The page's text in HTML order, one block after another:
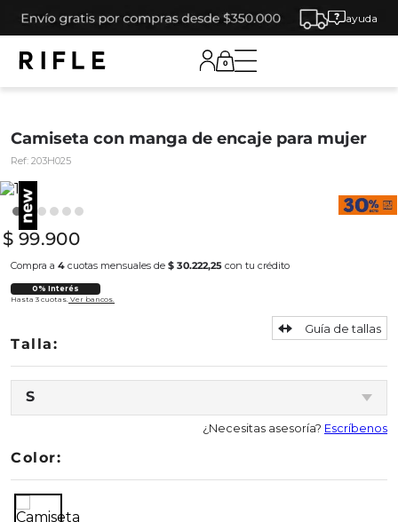
ayuda
0
Camiseta con manga de encaje para mujer
Ref: 203H025
$ 99.900
Compra a 4 cuotas mensuales de $ 30.222,25 con tu crédito
0% Interés
Hasta 3 cuotas. Ver bancos.
S
Guía de tallas
¿Necesitas asesoría? Escríbenos
Color: